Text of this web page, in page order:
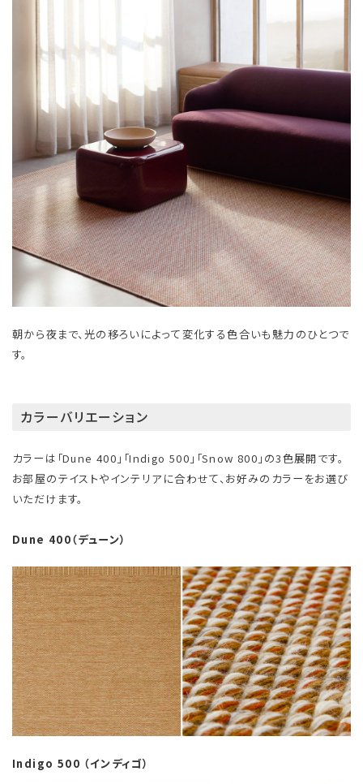
朝から夜まで、光の移ろいによって変化する色合いも魅力のひとつで
す。
カラーバリエーション
カラーは「Dune 400」「Indigo 500」「Snow 800」の3色展開です。
お部屋のテイストやインテリアに合わせて、お好みのカラーをお選び
いただけます。
Dune 400（デューン）
Indigo 500 （インディゴ）